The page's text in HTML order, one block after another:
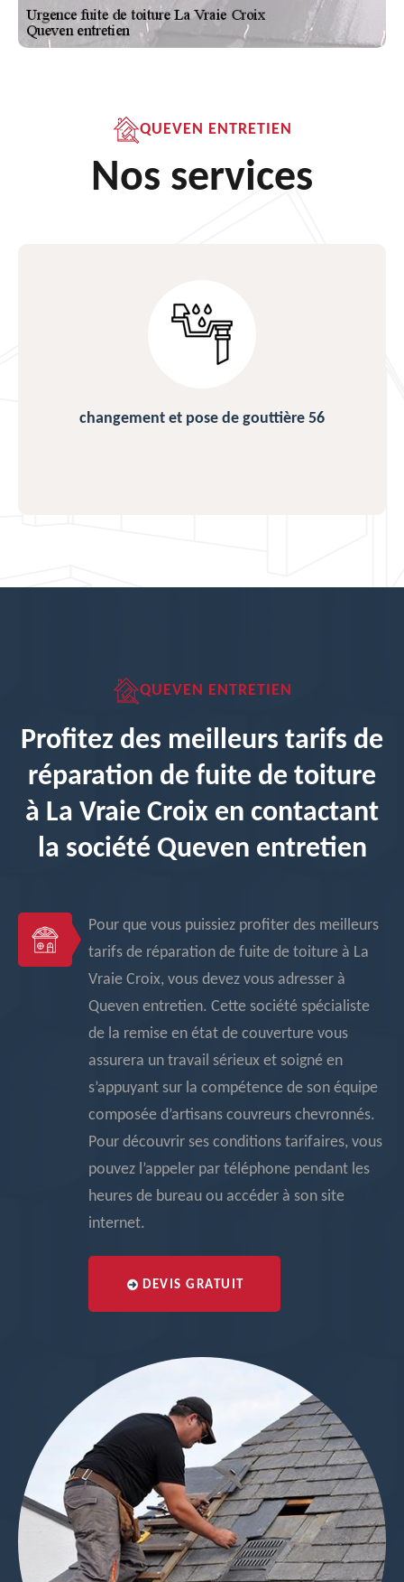
QUEVEN ENTRETIEN
Nos services
changement et pose de gouttière 56
QUEVEN ENTRETIEN
Profitez des meilleurs tarifs de
réparation de fuite de toiture
à La Vraie Croix en contactant
la société Queven entretien
Pour que vous puissiez profiter des meilleurs
tarifs de réparation de fuite de toiture à La
Vraie Croix, vous devez vous adresser à
Queven entretien. Cette société spécialiste
de la remise en état de couverture vous
assurera un travail sérieux et soigné en
s’appuyant sur la compétence de son équipe
composée d’artisans couvreurs chevronnés.
Pour découvrir ses conditions tarifaires, vous
pouvez l’appeler par téléphone pendant les
heures de bureau ou accéder à son site
internet.
DEVIS GRATUIT